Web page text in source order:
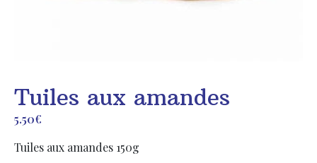
Tuiles aux amandes
5.50€
Tuiles aux amandes 150g